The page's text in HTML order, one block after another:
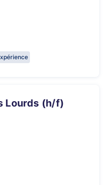
Lourds (h/f)